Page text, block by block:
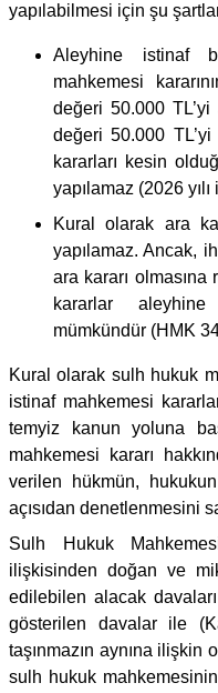
yapılabilmesi için şu
Aleyhine istinaf
mahkemesi
değeri 50.000 TL’yi
değeri 50.000
kararları kesin
yapılamaz (2026 yılı
Kural olarak ara
yapılamaz. Ancak,
ara kararı
kararlar
mümkündür (HMK
Kural olarak sulh hukuk
istinaf mahkemesi
temyiz kanun yoluna
mahkemesi kararı
verilen hükmün,
açısıdan denetlenmesini
Sulh Hukuk
ilişkisinden doğan ve
edilebilen alacak
gösterilen davalar ile
taşınmazın aynına
sulh hukuk